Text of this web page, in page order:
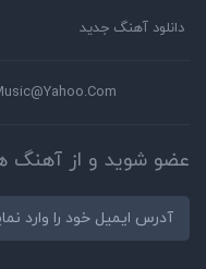
دانلود آهنگ جدید
عضو شوید و از آهنگ